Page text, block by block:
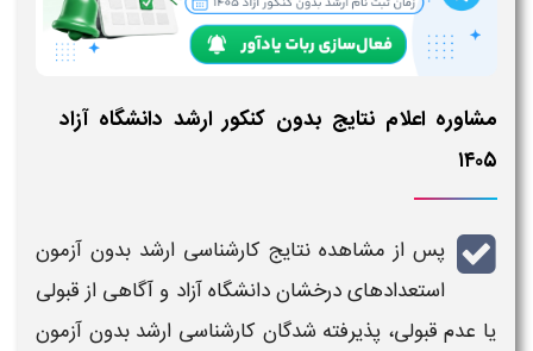
مشاوره اعلام نتایج بدون کنکور ارشد دانشگاه آزاد
۱۴۰۵
پس از مشاهده نتایج کارشناسی ارشد بدون آزمون
استعدادهای درخشان دانشگاه آزاد و آگاهی از قبولی
یا عدم قبولی، پذیرفته‌ شدگان کارشناسی ارشد بدون آزمون